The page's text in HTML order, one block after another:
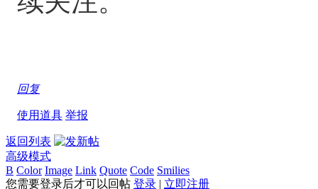
回复
使用道具 举报
返回列表
高级模式
B Color Image Link Quote Code Smilies
您需要登录后才可以回帖 登录 | 立即注册